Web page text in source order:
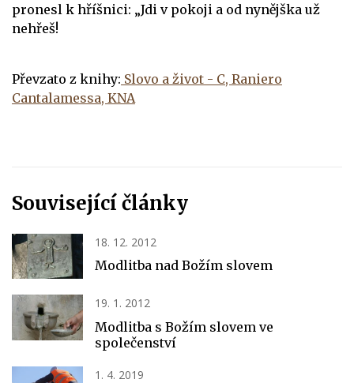
pronesl k hříšnici: „Jdi v pokoji a od nynějška už
nehřeš!
Převzato z knihy: Slovo a život - C, Raniero
Cantalamessa, KNA
Související články
18. 12. 2012
Modlitba nad Božím slovem
19. 1. 2012
Modlitba s Božím slovem ve
společenství
1. 4. 2019